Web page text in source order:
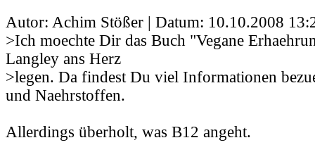
Autor: Achim Stößer | Datum: 10.10.2008
>Ich moechte Dir das Buch "Vegane
Langley ans Herz
>legen. Da findest Du viel Informationen
und Naehrstoffen.
Allerdings überholt, was B12 angeht.